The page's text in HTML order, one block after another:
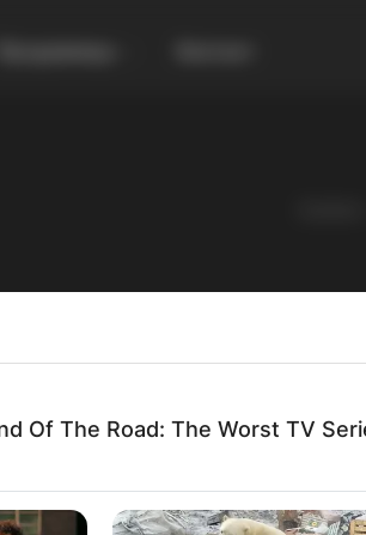
село
Of The Road: The Worst TV